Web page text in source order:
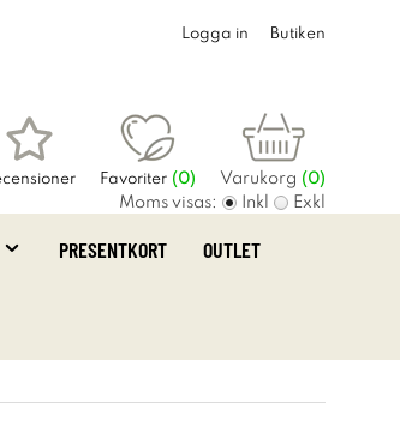
Logga in Butiken
Favoriter (0) Varukorg (0)
Moms visas: Inkl Exkl
PRESENTKORT OUTLET